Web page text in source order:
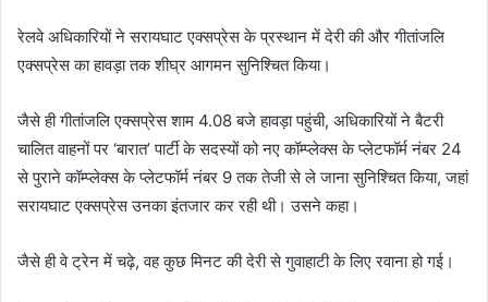
रेलवे अधिकारियों ने सरायघाट एक्सप्रेस के प्रस्थान में देरी की और गीतांजलि
एक्सप्रेस का हावड़ा तक शीघ्र आगमन सुनिश्चित किया।
जैसे ही गीतांजलि एक्सप्रेस शाम 4.08 बजे हावड़ा पहुंची, अधिकारियों ने बैटरी
चालित वाहनों पर ‘बारात’ पार्टी के सदस्यों को नए कॉम्प्लेक्स के प्लेटफॉर्म नंबर 24
से पुराने कॉम्प्लेक्स के प्लेटफॉर्म नंबर 9 तक तेजी से ले जाना सुनिश्चित किया, जहां
सरायघाट एक्सप्रेस उनका इंतजार कर रही थी। उसने कहा।
जैसे ही वे ट्रेन में चढ़े, वह कुछ मिनट की देरी से गुवाहाटी के लिए रवाना हो गई।